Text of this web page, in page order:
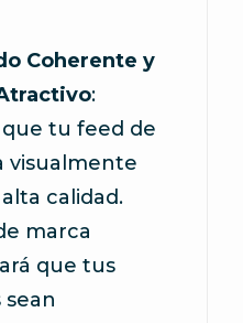
Coherente y
:
tu feed de
visualmente
calidad.
marca
que tus